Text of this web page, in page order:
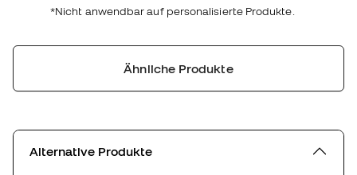
*Nicht anwendbar auf personalisierte Produkte.
Ähnliche Produkte
Alternative Produkte